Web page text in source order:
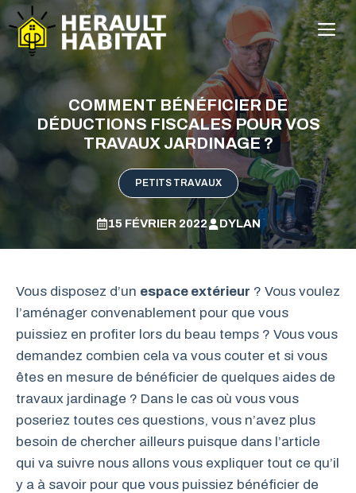
Aller
au
contenu
COMMENT BÉNÉFICIER DE
DÉDUCTIONS FISCALES POUR VOS
TRAVAUX JARDINAGE ?
PETITS TRAVAUX
15 FÉVRIER 2022 DYLAN
Vous disposez d’un espace extérieur ? Vous voulez
l’aménager convenablement pour que vous
puissiez en profiter lors du beau temps ? Vous vous
demandez combien cela va vous couter et si vous
êtes en mesure de bénéficier de quelques aides de
travaux jardinage ? Dans le cas où vous vous
poseriez toutes ces questions, vous n’avez plus
besoin de chercher ailleurs puisque dans l’article
qui va suivre nous allons vous expliquer tout ce qu’il
y a à savoir pour que vous puissiez bénéficier de